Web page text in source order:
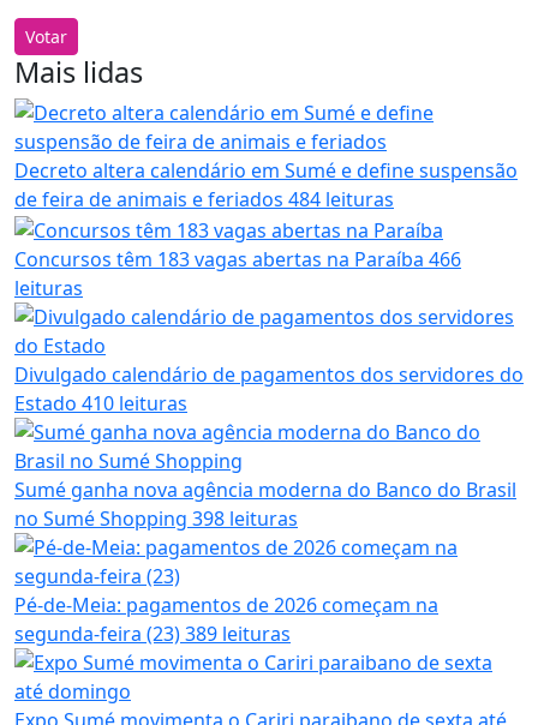
Votar
Mais lidas
Decreto altera calendário em Sumé e define suspensão
de feira de animais e feriados 484 leituras
Concursos têm 183 vagas abertas na Paraíba 466
leituras
Divulgado calendário de pagamentos dos servidores do
Estado 410 leituras
Sumé ganha nova agência moderna do Banco do Brasil
no Sumé Shopping 398 leituras
Pé-de-Meia: pagamentos de 2026 começam na
segunda-feira (23)389 leituras